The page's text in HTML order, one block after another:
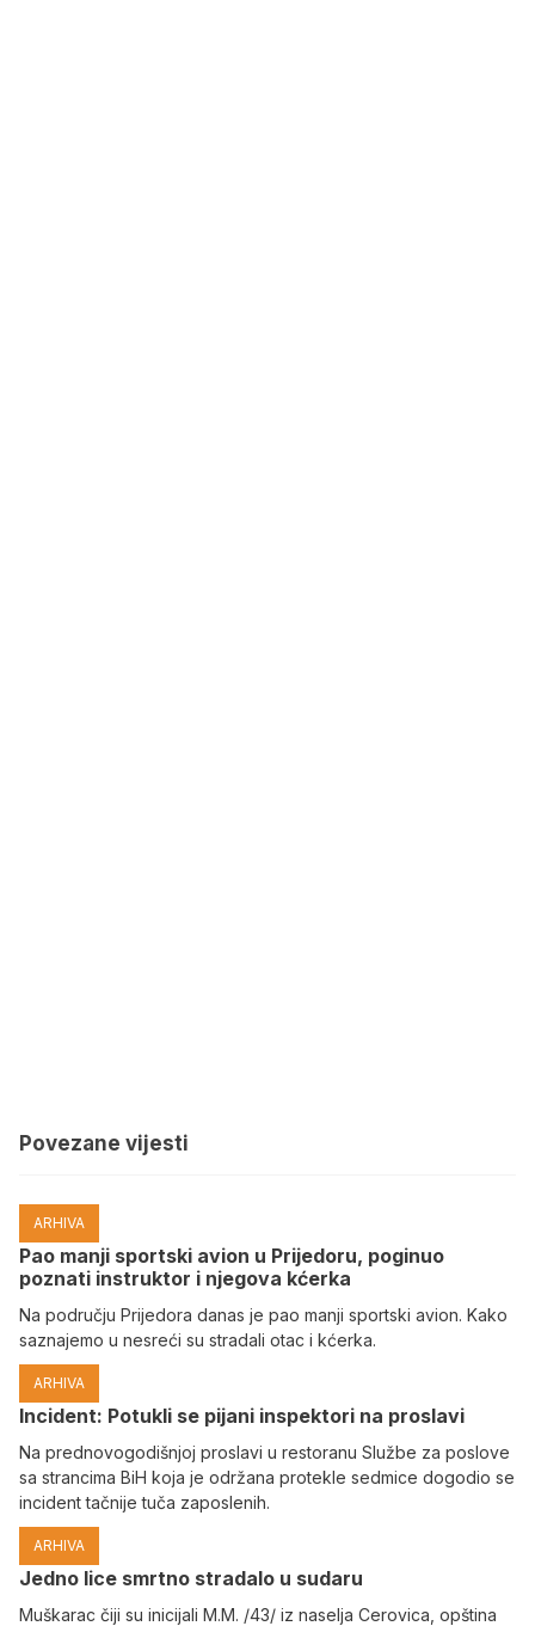
Povezane vijesti
ARHIVA
Pao manji sportski avion u Prijedoru, poginuo
poznati instruktor i njegova kćerka
Na području Prijedora danas je pao manji sportski avion. Kako
saznajemo u nesreći su stradali otac i kćerka.
ARHIVA
Incident: Potukli se pijani inspektori na proslavi
Na prednovogodišnjoj proslavi u restoranu Službe za poslove
sa strancima BiH koja je održana protekle sedmice dogodio se
incident tačnije tuča zaposlenih.
ARHIVA
Јedno lice smrtno stradalo u sudaru
Muškarac čiji su inicijali M.M. /43/ iz naselja Cerovica, opština